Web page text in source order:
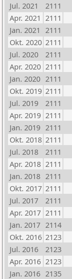
Jul. 2021
2111
Apr. 2021 2111
Jan. 2021 2111
Okt. 2020 2111
Jul. 2020
2111
Apr. 2020 2111
Jan. 2020 2111
Okt. 2019 2111
Jul. 2019
2111
Apr. 2019 2111
Jan. 2019 2111
Okt. 2018 2111
Jul. 2018
2111
Apr. 2018 2111
Jan. 2018 2111
Okt. 2017 2111
Jul. 2017
2111
Apr. 2017 2111
Jan. 2017 2114
Okt. 2016 2123
Jul. 2016
2123
Apr. 2016 2123
Jan. 2016 2135